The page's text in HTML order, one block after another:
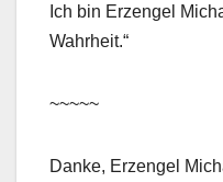
Ich bin Erzengel
Wahrheit.“
~~~~~
Danke, Erzengel